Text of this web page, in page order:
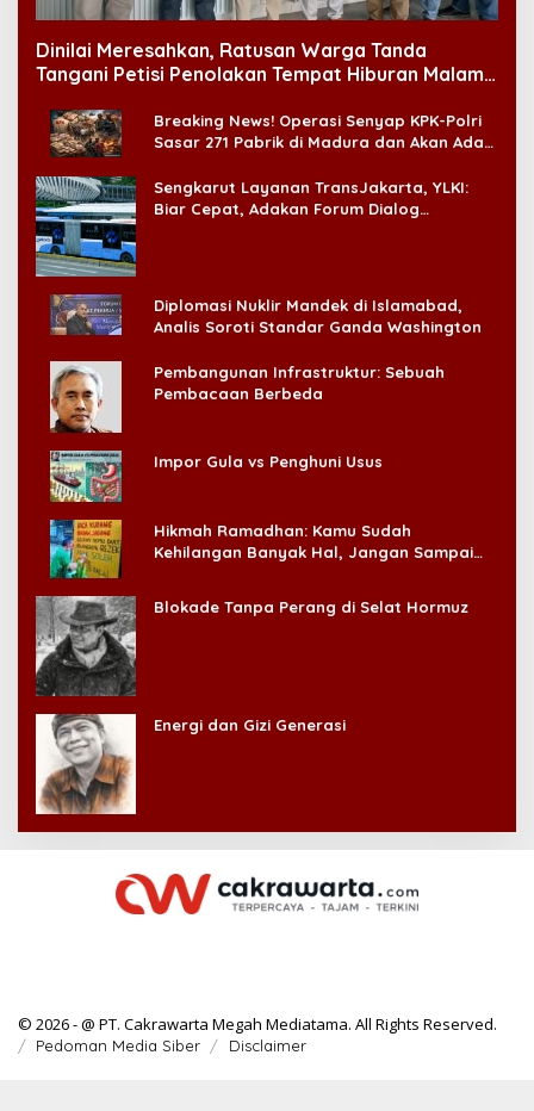
Dinilai Meresahkan, Ratusan Warga Tanda
Tangani Petisi Penolakan Tempat Hiburan Malam
Breaking News! Operasi Senyap KPK-Polri
Sasar 271 Pabrik di Madura dan Akan Ada
Sengkarut Layanan TransJakarta, YLKI:
Biar Cepat, Adakan Forum Dialog
Diplomasi Nuklir Mandek di Islamabad,
Analis Soroti Standar Ganda Washington
Pembangunan Infrastruktur: Sebuah
Pembacaan Berbeda
Impor Gula vs Penghuni Usus
Hikmah Ramadhan: Kamu Sudah
Kehilangan Banyak Hal, Jangan Sampai
Blokade Tanpa Perang di Selat Hormuz
Energi dan Gizi Generasi
© 2026 - @ PT. Cakrawarta Megah Mediatama. All Rights Reserved.
Pedoman Media Siber Disclaimer